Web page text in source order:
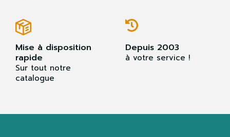
Mise à disposition
rapide
Sur tout notre
catalogue
Depuis 2003
à votre service !